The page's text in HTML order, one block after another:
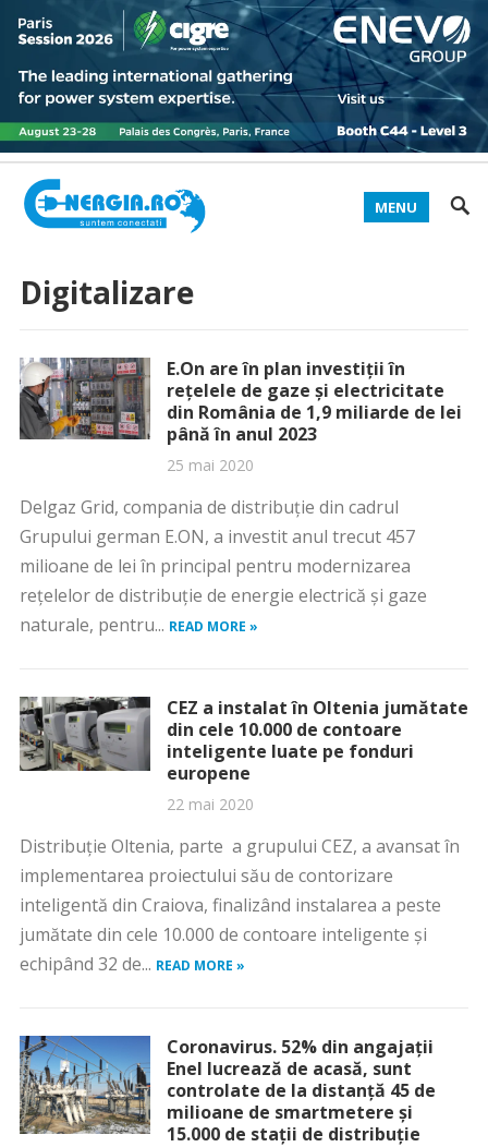
MENU
Digitalizare
E.On are în plan investiții în
rețelele de gaze și electricitate
din România de 1,9 miliarde de lei
până în anul 2023
25 mai 2020
Delgaz Grid, compania de distribuție din cadrul
Grupului german E.ON, a investit anul trecut 457
milioane de lei în principal pentru modernizarea
reţelelor de distribuţie de energie electrică și gaze
naturale, pentru... READ MORE »
CEZ a instalat în Oltenia jumătate
din cele 10.000 de contoare
inteligente luate pe fonduri
europene
22 mai 2020
Distribuţie Oltenia, parte a grupului CEZ, a avansat în
implementarea proiectului său de contorizare
inteligentă din Craiova, finalizând instalarea a peste
jumătate din cele 10.000 de contoare inteligente şi
echipând 32 de... READ MORE »
Coronavirus. 52% din angajaţii
Enel lucrează de acasă, sunt
controlate de la distanţă 45 de
milioane de smartmetere şi
15.000 de staţii de distribuţie